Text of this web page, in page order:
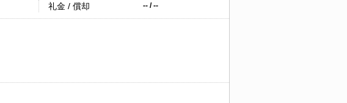
礼金 / 償却 -- / --